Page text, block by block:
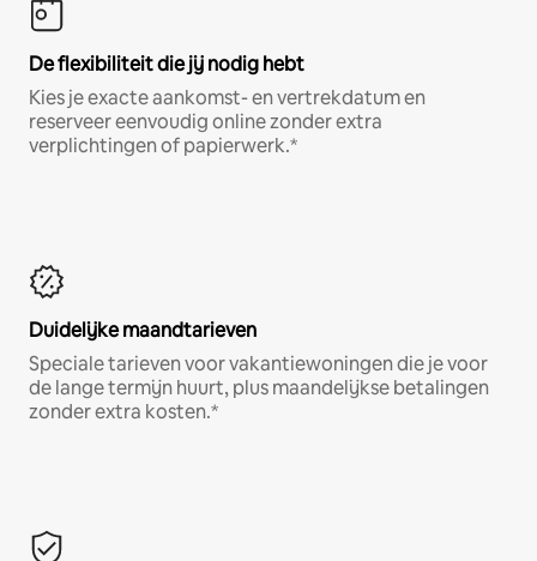
De flexibiliteit die jij nodig hebt
Kies je exacte aankomst- en vertrekdatum en
reserveer eenvoudig online zonder extra
verplichtingen of papierwerk.*
Duidelijke maandtarieven
Speciale tarieven voor vakantiewoningen die je voor
de lange termijn huurt, plus maandelijkse betalingen
zonder extra kosten.*